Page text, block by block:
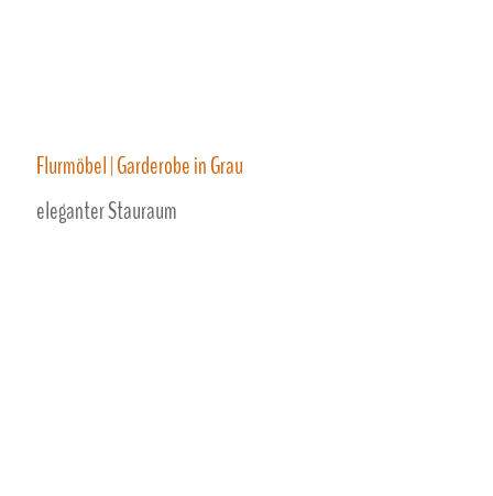
Flurmöbel | Garderobe in Grau
eleganter Stauraum